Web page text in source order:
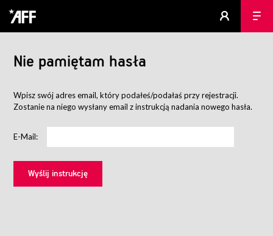
Nie pamiętam hasła
Wpisz swój adres email, który podałeś/podałaś przy rejestracji.
Zostanie na niego wysłany email z instrukcją nadania nowego hasła.
E-Mail: